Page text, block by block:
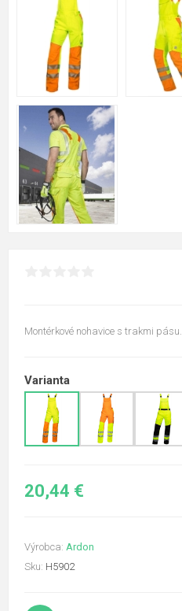
Montérkové nohavice s trakmi pásu.
Varianta
20,44 €
Výrobca: Ardon
Sku: H5902